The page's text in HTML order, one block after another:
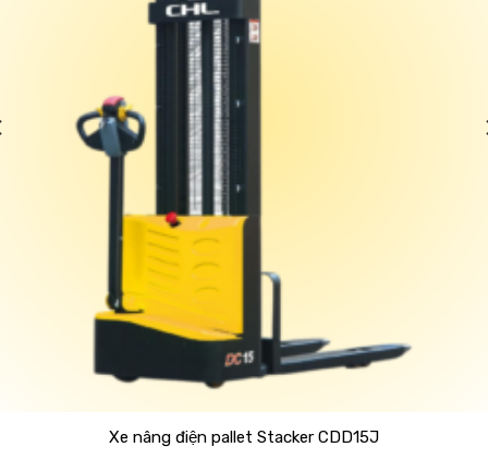
Xe nâng điện pallet Stacker CDD15J